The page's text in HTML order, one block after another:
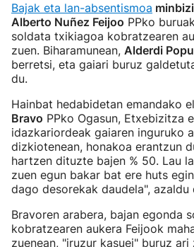
Bajak eta lan-absentismoa
Alberto Nuñez Feijoo PPko
soldata txikiagoa kobratzearen
zuen. Biharamunean, Alderdi
berretsi, eta gaiari buruz
du.
Hainbat hedabidetan emandako
Bravo PPko Ogasun, Etxebizitza
idazkariordeak gaiaren inguruko
dizkiotenean, honakoa erantzun
hartzen dituzte bajen % 50. Lau
zuen egun bakar bat ere huts
dago desorekak daudela", azaldu
Bravoren arabera, bajan egonda
kobratzearen aukera Feijook
zuenean, "iruzur kasuei" buruz